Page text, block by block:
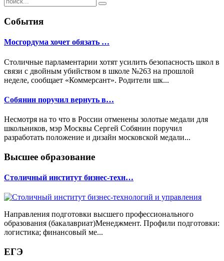
События
Мосгордума хочет обязать …
Столичные парламентарии хотят усилить безопасность школ в
связи с двойным убийством в школе №263 на прошлой
неделе, сообщает «Коммерсант». Родители шк...
Собянин поручил вернуть в…
Несмотря на то что в России отменены золотые медали для
школьников, мэр Москвы Сергей Собянин поручил
разработать положение и дизайн московской медали...
Высшее образование
Столичный институт бизнес-техн…
Направления подготовки высшего профессионального
образования (бакалавриат)Менеджмент. Профили подготовки:
логистика; финансовый ме...
ЕГЭ